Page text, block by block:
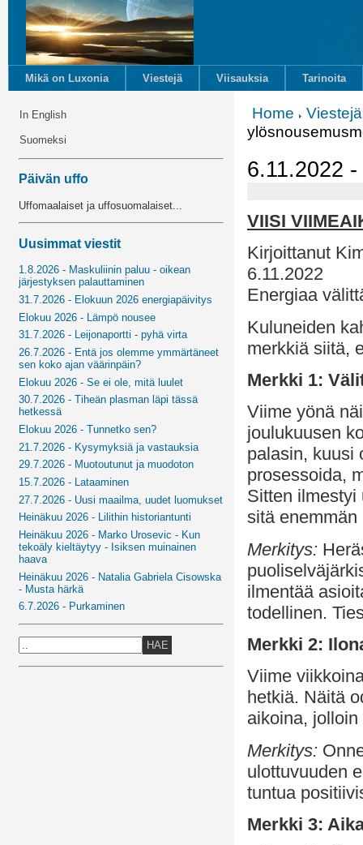
Mikä on Luxonia Viestejä Viisauksia Tarinoita
In English
Suomeksi
Päivän uffo
Uffomaalaiset ja uffosuomalaiset...
Uusimmat viestit
1.8.2026 - Maskuliinin paluu - oikean
järjestyksen palauttaminen
31.7.2026 - Elokuun 2026 energiapäivitys
Elokuu 2026 - Lämpö nousee
31.7.2026 - Leijonaportti - pyhä virta
26.7.2026 - Entä jos olemme ymmärtäneet
sen koko ajan väärinpäin?
Elokuu 2026 - Se ei ole, mitä luulet
30.7.2026 - Tiheän plasman läpi tässä
hetkessä
Elokuu 2026 - Tunnetko sen?
21.7.2026 - Kysymyksiä ja vastauksia
29.7.2026 - Muotoutunut ja muodoton
15.7.2026 - Lataaminen
27.7.2026 - Uusi maailma, uudet luomukset
Heinäkuu 2026 - Lilithin historiantunti
Heinäkuu 2026 - Marko Urosevic - Kun
tekoäly kieltäytyy - Isiksen muinainen
haava
Heinäkuu 2026 - Natalia Gabriela Cisowska
- Musta härkä
6.7.2026 - Purkaminen
HAE
Home
Viestejä
6.11.2022
VIISI
Kirjoittanut
6.11.2022
Energiaa
Kuluneiden
merkkiä siitä,
Merkki 1:
Viime yönä
joulukuusen
palasin, kuusi
prosessoida,
Sitten ilmestyi
sitä
Merkitys:
ilmentää
todellinen.
Merkki 2:
Viime
hetkiä. Näitä
aikoina,
Merkitys:
ulottuvuuden
tuntua
Merkki 3: